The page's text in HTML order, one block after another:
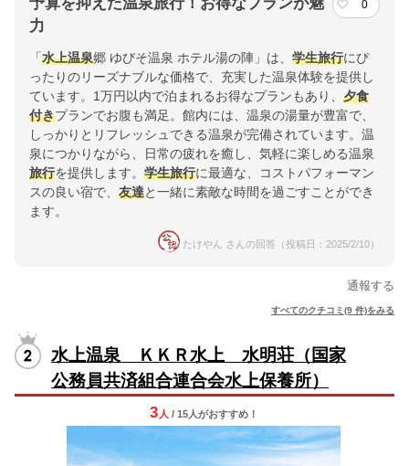
力
0
「 水上温泉郷 ゆびそ温泉 ホテル湯の陣」は、 学生旅行にぴ
ったりのリーズナブルな価格で、充実した温泉体験を提供し
ています。1万円以内で泊まれるお得なプランもあり、 夕食
付きプランでお腹も満足。館内には、温泉の湯量が豊富で、
しっかりとリフレッシュできる温泉が完備されています。温
泉につかりながら、日常の疲れを癒し、気軽に楽しめる温泉
旅行を提供します。 学生旅行に最適な、コストパフォーマン
スの良い宿で、 友達と一緒に素敵な時間を過ごすことができ
ます。
たけやん さんの回答（投稿日：2025/2/10）
通報する
すべてのクチコミ(9 件)をみる
水上温泉 ＫＫＲ水上 水明荘（国家
公務員共済組合連合会水上保養所）
3 人 / 15人がおすすめ！